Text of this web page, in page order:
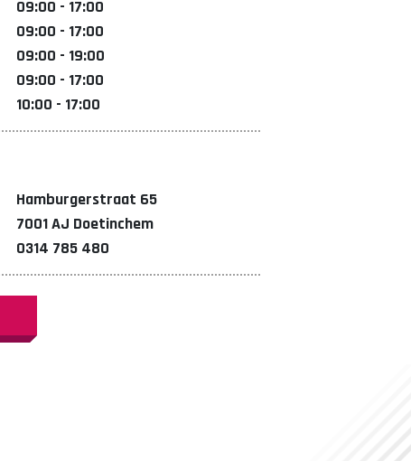
09:00 - 17:00
09:00 - 17:00
09:00 - 19:00
09:00 - 17:00
10:00 - 17:00
Hamburgerstraat 65
7001 AJ Doetinchem
0314 785 480